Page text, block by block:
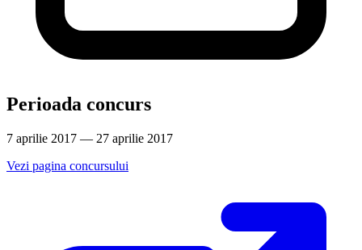
Perioada concurs
7 aprilie 2017 — 27 aprilie 2017
Vezi pagina concursului